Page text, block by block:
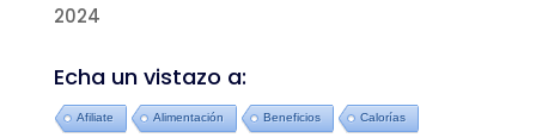
2024
Echa un vistazo a:
Afiliate Alimentación Beneficios Calorías